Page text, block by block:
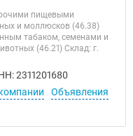
пищевыми
и моллюсков (46.38)
табаком, семенами и
(46.21) Склад: г.
2311201680
Объявления